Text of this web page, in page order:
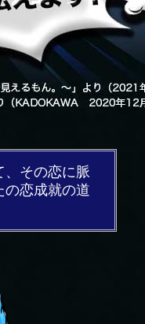
、その恋に脈
恋成就の道